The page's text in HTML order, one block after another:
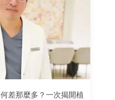
差那麼多？一次揭開植